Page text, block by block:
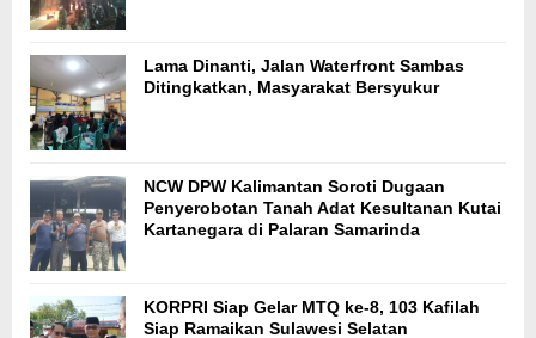
Lama Dinanti, Jalan Waterfront Sambas
Ditingkatkan, Masyarakat Bersyukur
NCW DPW Kalimantan Soroti Dugaan
Penyerobotan Tanah Adat Kesultanan Kutai
Kartanegara di Palaran Samarinda
KORPRI Siap Gelar MTQ ke-8, 103 Kafilah
Siap Ramaikan Sulawesi Selatan